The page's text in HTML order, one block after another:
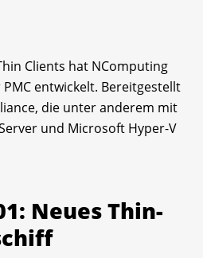
Clients hat NComputing
entwickelt. Bereitgestellt
die unter anderem mit
und Microsoft Hyper-V
Neues Thin-